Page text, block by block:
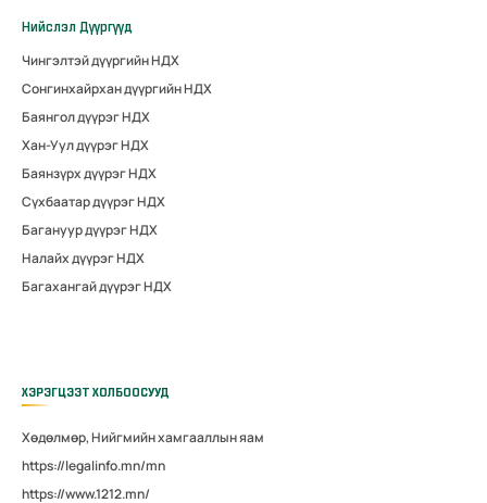
Нийслэл Дүүргүүд
Чингэлтэй дүүргийн НДХ
Сонгинхайрхан дүүргийн НДХ
Баянгол дүүрэг НДХ
Хан-Уул дүүрэг НДХ
Баянзүрх дүүрэг НДХ
Сүхбаатар дүүрэг НДХ
Багануур дүүрэг НДХ
Налайх дүүрэг НДХ
Багахангай дүүрэг НДХ
ХЭРЭГЦЭЭТ ХОЛБООСУУД
Хөдөлмөр, Нийгмийн хамгааллын яам
https://legalinfo.mn/mn
https://www.1212.mn/